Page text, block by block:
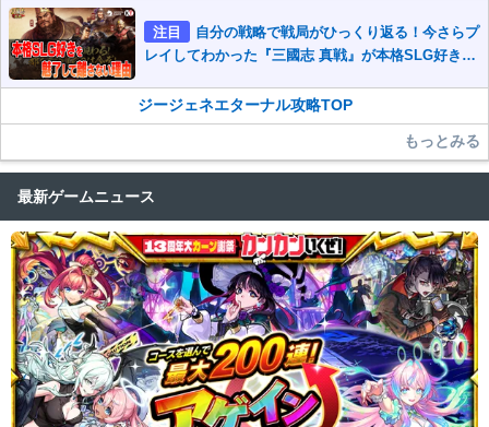
注目
自分の戦略で戦局がひっくり返る！今さらプ
レイしてわかった『三國志 真戦』が本格SLG好きを
ジージェネエターナル攻略TOP
もっとみる
最新ゲームニュース